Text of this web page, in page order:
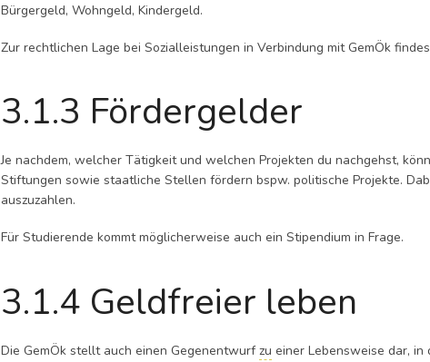
Bürgergeld, Wohngeld, Kindergeld.
Zur rechtlichen Lage bei Sozialleistungen in Verbindung mit GemÖk
3.1.3 Fördergelder
Je nachdem, welcher Tätigkeit und welchen Projekten du nachgehst,
Stiftungen sowie staatliche Stellen fördern bspw. politische Projekte.
auszuzahlen.
Für Studierende kommt möglicherweise auch ein Stipendium in Frage.
3.1.4 Geldfreier leben
Die GemÖk stellt auch einen Gegenentwurfzu einer Lebensweise dar,